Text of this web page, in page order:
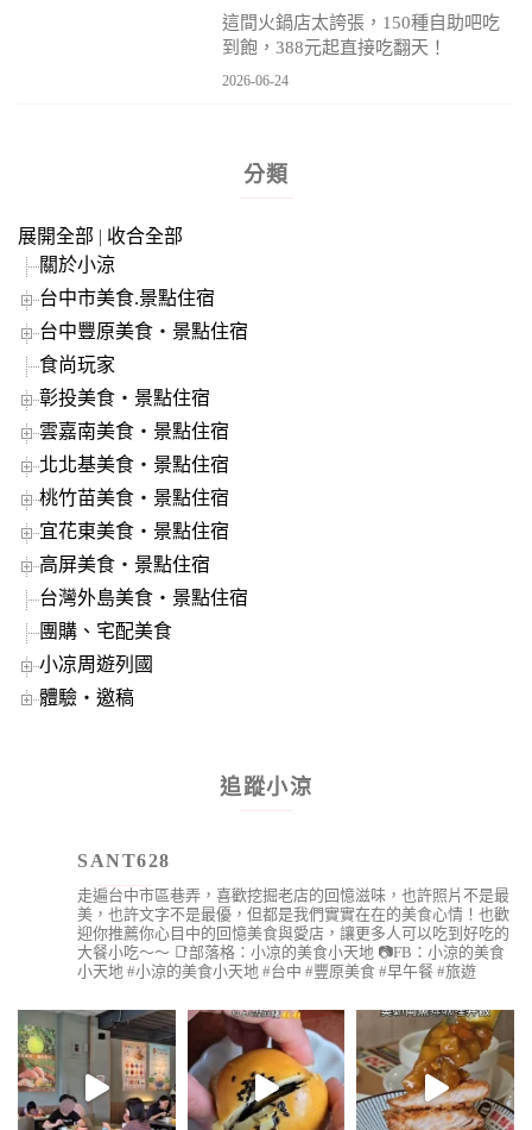
這間火鍋店太誇張，150種自助吧吃
到飽，388元起直接吃翻天！
2026-06-24
分類
展開全部 | 收合全部
關於小涼
台中市美食.景點住宿
台中豐原美食‧景點住宿
食尚玩家
彰投美食‧景點住宿
雲嘉南美食‧景點住宿
北北基美食‧景點住宿
桃竹苗美食‧景點住宿
宜花東美食‧景點住宿
高屏美食‧景點住宿
台灣外島美食‧景點住宿
團購、宅配美食
小凉周遊列國
體驗‧邀稿
追蹤小涼
SANT628
走遍台中市區巷弄，喜歡挖掘老店的回憶滋味，也許照片不是最
美，也許文字不是最優，但都是我們實實在在的美食心情！也歡
迎你推薦你心目中的回憶美食與愛店，讓更多人可以吃到好吃的
大餐小吃～～ 📑部落格：小凉的美食小天地 📷FB：小涼的美食
小天地 #小涼的美食小天地 #台中 #豐原美食 #早午餐 #旅遊